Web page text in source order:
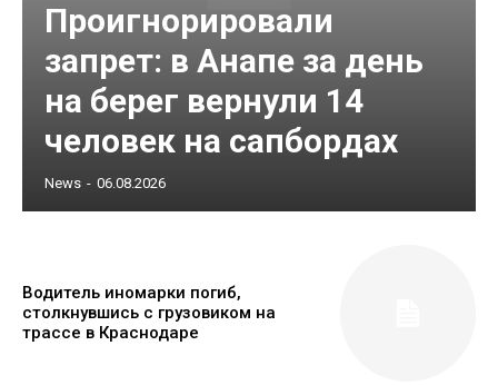
Проигнорировали
запрет: в Анапе за день
на берег вернули 14
человек на сапбордах
News - 06.08.2026
Водитель иномарки погиб,
столкнувшись с грузовиком на
трассе в Краснодаре